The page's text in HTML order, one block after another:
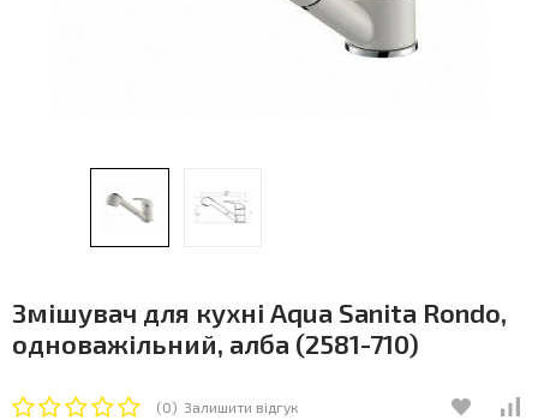
Змішувач для кухні Aqua Sanita Rondo,
одноважільний, алба (2581-710)
(0) Залишити відгук